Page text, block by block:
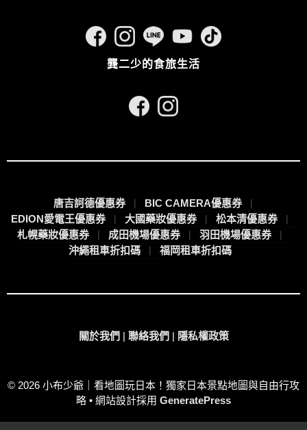
龔二少的食旅生活
唐吉訶德優惠券
BIC CAMERA優惠券
EDION愛電王優惠券
大國藥妝優惠券
松本清優惠券
札幌藥妝優惠券
成田機場優惠券
羽田機場優惠券
沖繩租車折扣碼
福岡租車折扣碼
關於我們 | 聯絡我們 | 隱私權政策
© 2026 小布少爺｜看地圖玩日本！獨家日本景點地圖與自由行攻
略 • 網站設計採用 GeneratePress